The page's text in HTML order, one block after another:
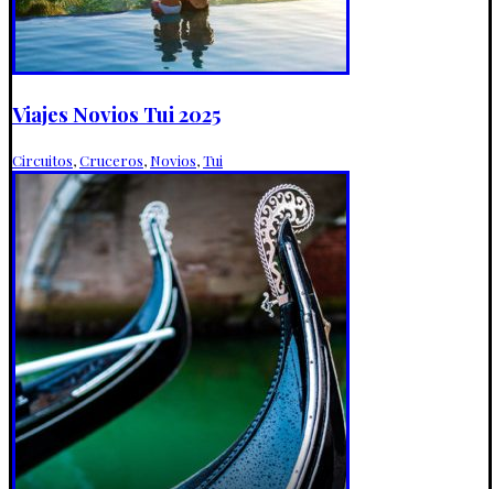
Viajes Novios Tui 2025
Circuitos,Cruceros, Novios,Tui